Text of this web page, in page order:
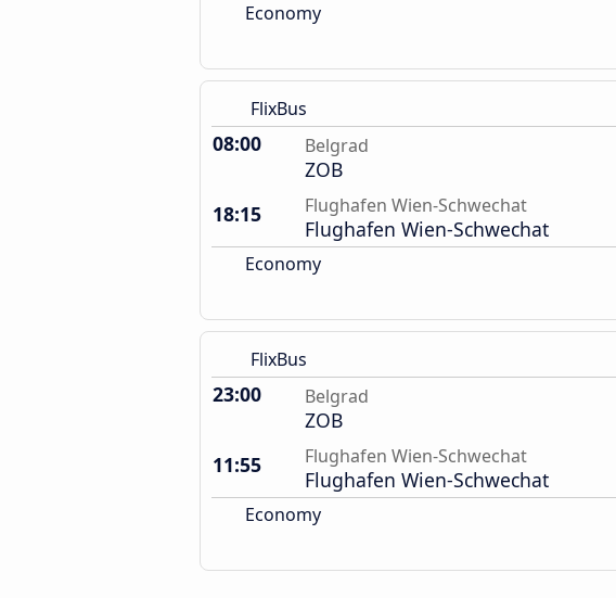
Economy
FlixBus
08:00 Belgrad
ZOB
18:15
Flughafen Wien-Schwechat
Flughafen Wien-Schwechat
Economy
FlixBus
23:00 Belgrad
ZOB
11:55
Flughafen Wien-Schwechat
Flughafen Wien-Schwechat
Economy